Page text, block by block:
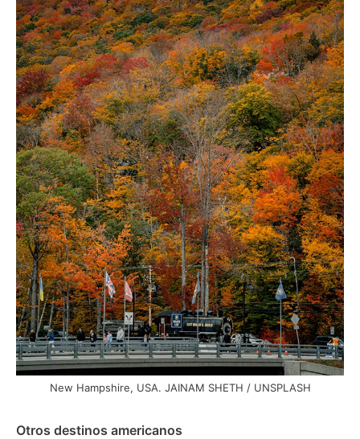
New Hampshire, USA. JAINAM SHETH / UNSPLASH
Otros destinos americanos